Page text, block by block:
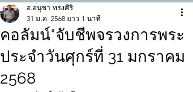
คอลัมน์"จับชีพจรวงการพระ
ประจำวันศุกร์ที่ 31 มกราคม
2568
อ.อนุชา ทรงศิริ
31 ม.ค. 2568 ยาว 1 นาที